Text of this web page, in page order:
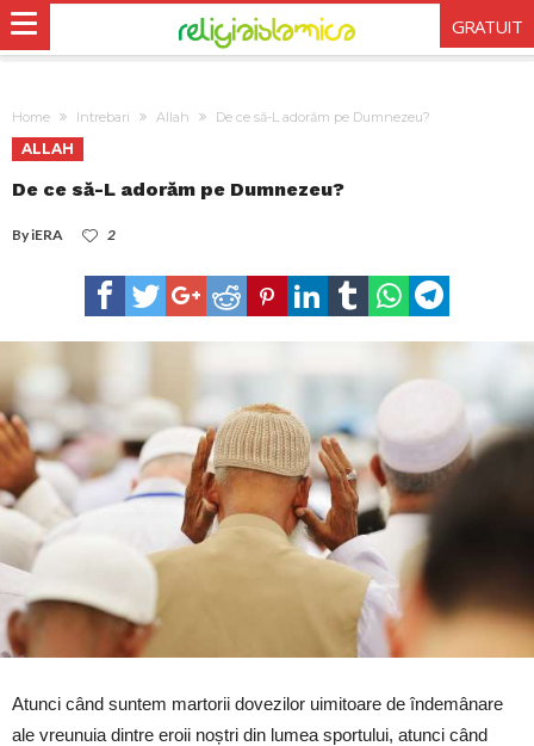
GRATUIT
Home Intrebari Allah De ce să-L adorăm pe Dumnezeu?
ALLAH
De ce să-L adorăm pe Dumnezeu?
ByiERA 2
Atunci când suntem martorii dovezilor uimitoare de îndemânare
ale vreunuia dintre eroii noștri din lumea sportului, atunci când